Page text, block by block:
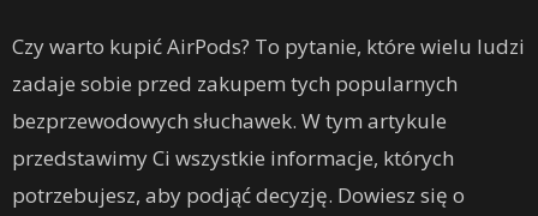
Czy warto kupić AirPods? To pytanie, które wielu ludzi
zadaje sobie przed zakupem tych popularnych
bezprzewodowych słuchawek. W tym artykule
przedstawimy Ci wszystkie informacje, których
potrzebujesz, aby podjąć decyzję. Dowiesz się o